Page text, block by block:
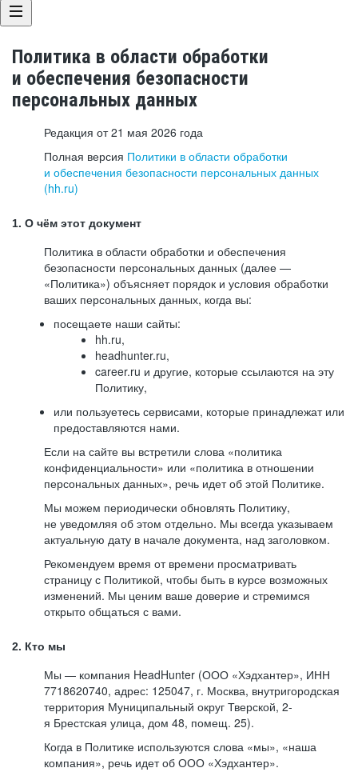
Политика в области обработки
и обеспечения безопасности
персональных данных
Редакция от 21 мая 2026 года
Полная версия Политики в области обработки
и обеспечения безопасности персональных данных
(hh.ru)
1. О чём этот документ
Политика в области обработки и обеспечения
безопасности персональных данных (далее —
«Политика») объясняет порядок и условия обработки
ваших персональных данных, когда вы:
посещаете наши сайты:
hh.ru,
headhunter.ru,
career.ru и другие, которые ссылаются на эту
Политику,
или пользуетесь сервисами, которые принадлежат или
предоставляются нами.
Если на сайте вы встретили слова «политика
конфиденциальности» или «политика в отношении
персональных данных», речь идет об этой Политике.
Мы можем периодически обновлять Политику,
не уведомляя об этом отдельно. Мы всегда указываем
актуальную дату в начале документа, над заголовком.
Рекомендуем время от времени просматривать
страницу с Политикой, чтобы быть в курсе возможных
изменений. Мы ценим ваше доверие и стремимся
открыто общаться с вами.
2. Кто мы
Мы — компания HeadHunter (ООО «Хэдхантер», ИНН
7718620740, адрес: 125047, г. Москва, внутригородская
территория Муниципальный округ Тверской, 2-
я Брестская улица, дом 48, помещ. 25).
Когда в Политике используются слова «мы», «наша
компания», речь идет об ООО «Хэдхантер».